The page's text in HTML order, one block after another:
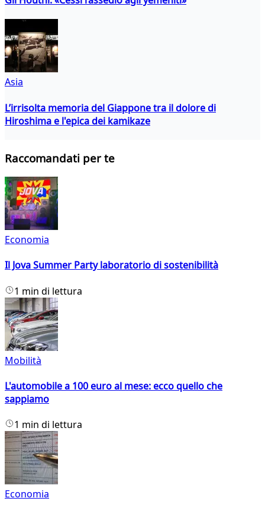
Asia
L’irrisolta memoria del Giappone tra il dolore di
Hiroshima e l'epica dei kamikaze
Raccomandati per te
Economia
Il Jova Summer Party laboratorio di sostenibilità
1 min di lettura
Mobilità
L'automobile a 100 euro al mese: ecco quello che
sappiamo
1 min di lettura
Economia